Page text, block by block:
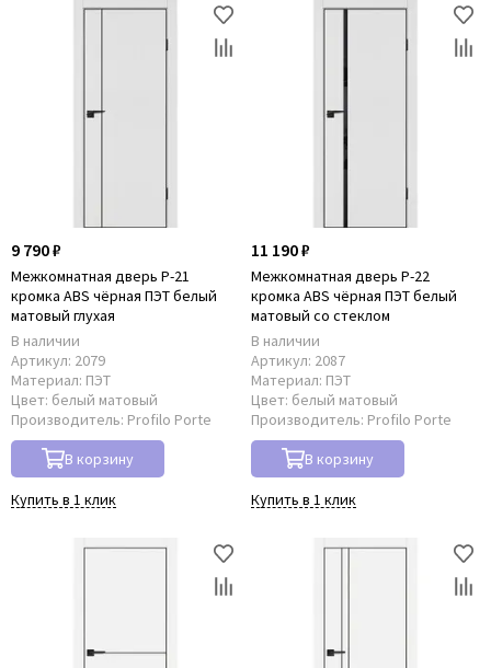
9 790 ₽
Межкомнатная дверь P-21
кромка ABS чёрная ПЭТ белый
матовый глухая
В наличии
Артикул: 2079
Материал: ПЭТ
Цвет: белый матовый
Производитель: Profilo Porte
В корзину
Купить в 1 клик
11 190 ₽
Межкомнатная дверь P-22
кромка ABS чёрная ПЭТ белый
матовый со стеклом
В наличии
Артикул: 2087
Материал: ПЭТ
Цвет: белый матовый
Производитель: Profilo Porte
В корзину
Купить в 1 клик